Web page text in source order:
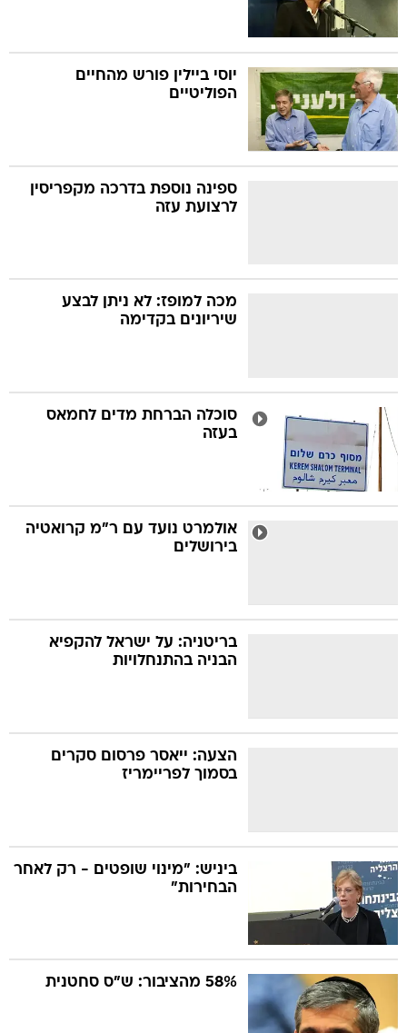
יוסי ביילין פורש מהחיים
הפוליטיים
ספינה נוספת בדרכה מקפריסין
לרצועת עזה
מכה למופז: לא ניתן לבצע
שיריונים בקדימה
סוכלה הברחת מדים לחמאס
בעזה
אולמרט נועד עם ר"מ קרואטיה
בירושלים
בריטניה: על ישראל להקפיא
הבניה בהתנחלויות
הצעה: ייאסר פרסום סקרים
בסמוך לפריימריז
ביניש: "מינוי שופטים - רק לאחר
הבחירות"
58% מהציבור: ש"ס סחטנית